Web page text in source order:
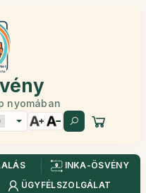
nyomában
INKA-ÖSVÉNY
ÜGYFÉLSZOLGÁLAT